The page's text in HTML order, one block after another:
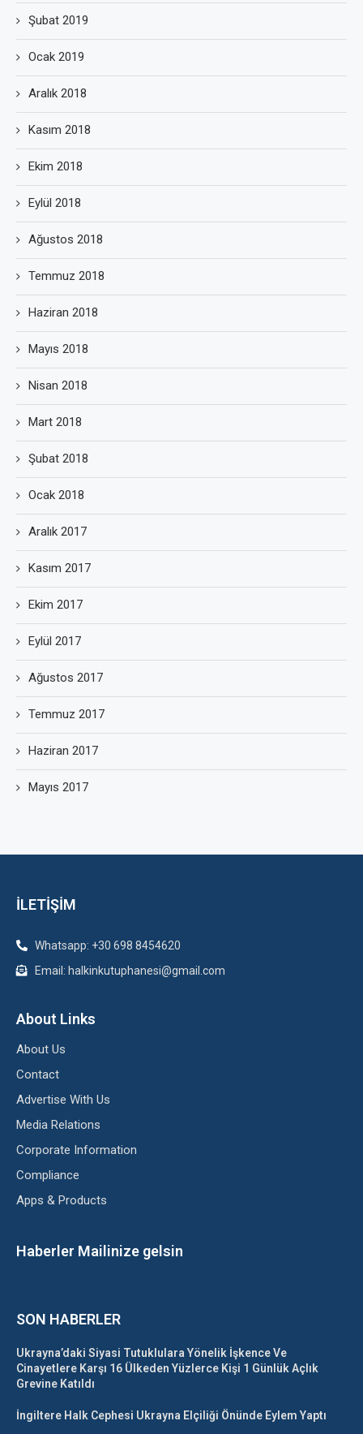
Şubat 2019
Ocak 2019
Aralık 2018
Kasım 2018
Ekim 2018
Eylül 2018
Ağustos 2018
Temmuz 2018
Haziran 2018
Mayıs 2018
Nisan 2018
Mart 2018
Şubat 2018
Ocak 2018
Aralık 2017
Kasım 2017
Ekim 2017
Eylül 2017
Ağustos 2017
Temmuz 2017
Haziran 2017
Mayıs 2017
İLETİŞİM
Whatsapp: +30 698 8454620
Email: halkinkutuphanesi@gmail.com
About Links
About Us
Contact
Advertise With Us
Media Relations
Corporate Information
Compliance
Apps & Products
Haberler Mailinize gelsin
SON HABERLER
Ukrayna’daki Siyasi Tutuklulara Yönelik İşkence Ve
Cinayetlere Karşı 16 Ülkeden Yüzlerce Kişi 1 Günlük Açlık
Grevine Katıldı
İngiltere Halk Cephesi Ukrayna Elçiliği Önünde Eylem Yaptı